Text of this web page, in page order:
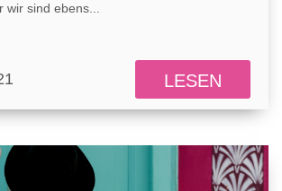
sind ebens...
LESEN